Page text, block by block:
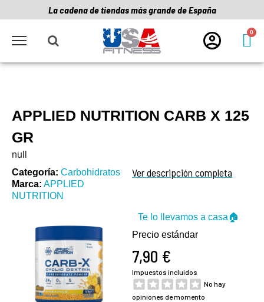
La cadena de tiendas más grande de España
APPLIED NUTRITION CARB X 125
GR
null
Categoría Carbohidratos
Marca APPLIED
NUTRITION
Ver descripción completa
Te lo llevamos a casa🏠
Precio estándar
7,90 €
Impuestos incluidos
No hay
opiniones de momento